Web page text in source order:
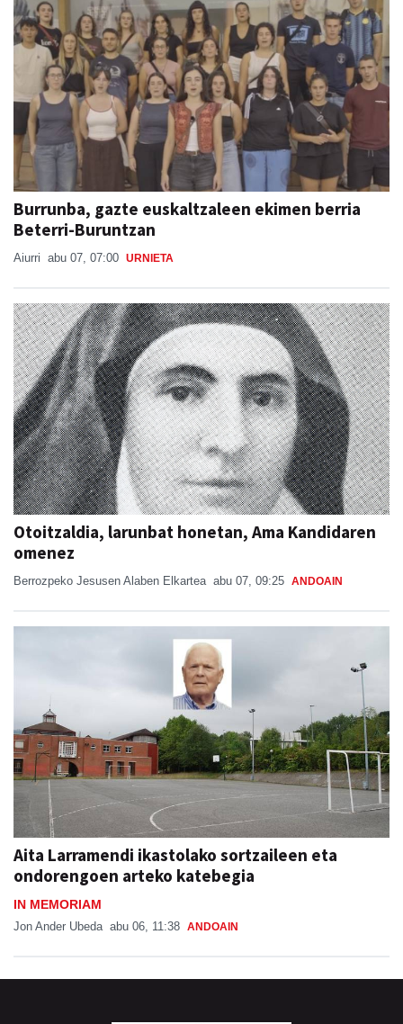
Burrunba, gazte euskaltzaleen ekimen berria
Beterri-Buruntzan
Aiurri abu 07, 07:00 URNIETA
Otoitzaldia, larunbat honetan, Ama Kandidaren
omenez
Berrozpeko Jesusen Alaben Elkartea abu 07, 09:25 ANDOAIN
Aita Larramendi ikastolako sortzaileen eta
ondorengoen arteko katebegia
IN MEMORIAM
Jon Ander Ubeda abu 06, 11:38 ANDOAIN